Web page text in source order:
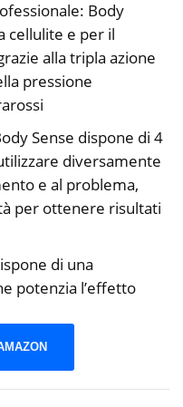
Body
cellulite e per il
alla tripla azione
pressione
Sense dispone di 4
diversamente
e al problema,
per ottenere risultati
di una
potenzia l’effetto